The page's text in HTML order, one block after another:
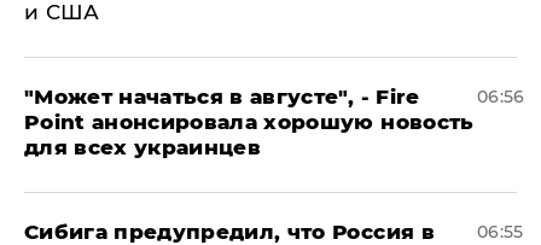
и США
"Может начаться в августе", - Fire
Point анонсировала хорошую новость
для всех украинцев
06:56
Сибига предупредил, что Россия в
06:55